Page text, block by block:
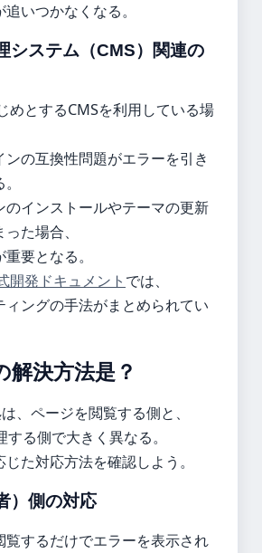
いつかなくなる。
システム（CMS）関連の
めとするCMSを利用している場
の互換性問題がエラーを引き
のインストールやテーマの更新
た場合、
要となる。
発ドキュメント では、
ィングの手法がまとめられてい
解決方法是？
、ページを閲覧する側と、
る側で大きく異なる。
た対応方法を確認しよう。
）側の対応
覧するだけでエラーを表示され